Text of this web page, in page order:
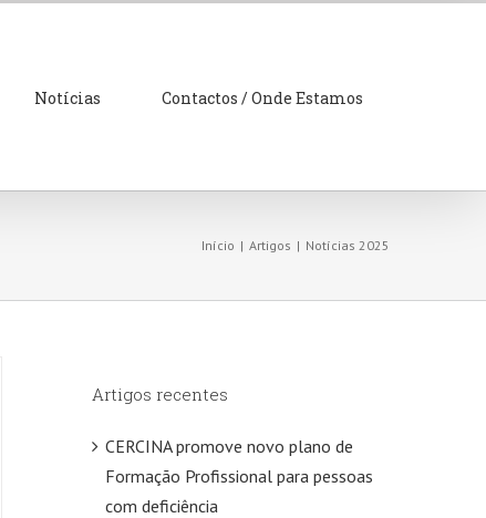
Notícias Contactos / Onde Estamos
Início | Artigos | Notícias 2025
Artigos recentes
CERCINA promove novo plano de
Formação Profissional para pessoas
com deficiência